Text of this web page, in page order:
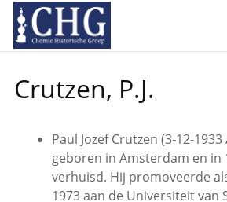
links
over
naar
de
Spring
naar
het
menu
Crutzen, P.J.
Paul Jozef Crutzen (3-12-
geboren in Amsterdam en in
verhuisd. Hij promoveerde
1973 aan de Universiteit van